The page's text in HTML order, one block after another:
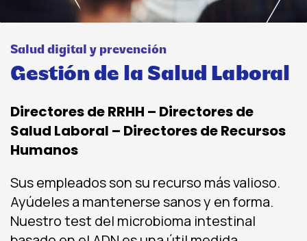
Salud digital y prevención
Gestión de la Salud Laboral
Directores de RRHH – Directores de
Salud Laboral – Directores de Recursos
Humanos
Sus empleados son su recurso más valioso.
Ayúdeles a mantenerse sanos y en forma.
Nuestro test del microbioma intestinal